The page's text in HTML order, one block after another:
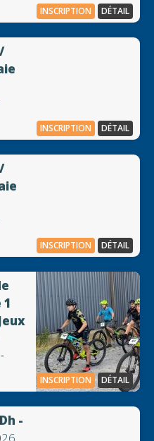
INSCRIPTION DÉTAIL
INSCRIPTION DÉTAIL
INSCRIPTION DÉTAIL
INSCRIPTION DÉTAIL
-